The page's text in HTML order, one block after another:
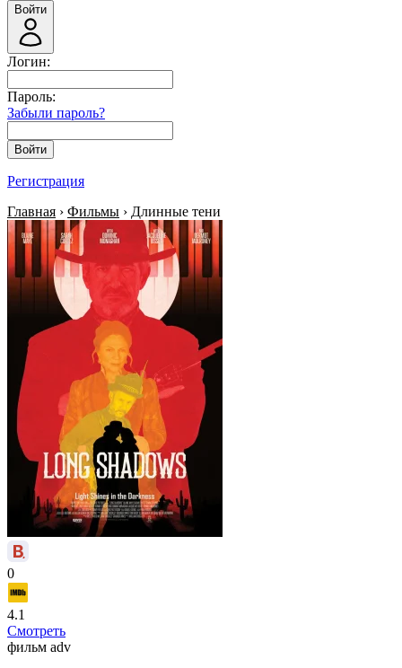
Войти
Логин:
Пароль:
Забыли пароль?
Войти
Регистрация
Главная › Фильмы › Длинные тени
0
4.1
Смотреть
фильм adv